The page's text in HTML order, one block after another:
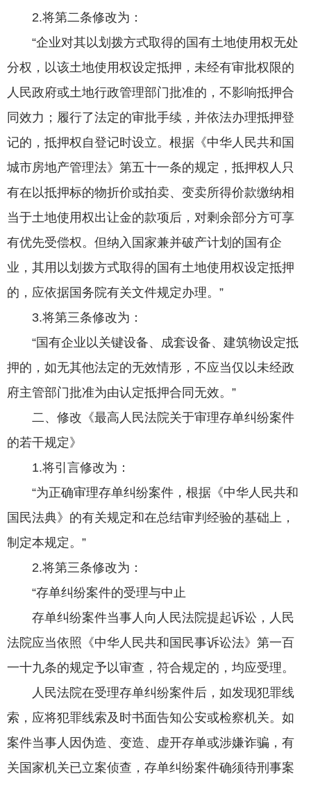
2.将第二条修改为：
“企业对其以划拨方式取得的国有土地使用权无处
分权，以该土地使用权设定抵押，未经有审批权限的
人民政府或土地行政管理部门批准的，不影响抵押合
同效力；履行了法定的审批手续，并依法办理抵押登
记的，抵押权自登记时设立。根据《中华人民共和国
城市房地产管理法》第五十一条的规定，抵押权人只
有在以抵押标的物折价或拍卖、变卖所得价款缴纳相
当于土地使用权出让金的款项后，对剩余部分方可享
有优先受偿权。但纳入国家兼并破产计划的国有企
业，其用以划拨方式取得的国有土地使用权设定抵押
的，应依据国务院有关文件规定办理。”
3.将第三条修改为：
“国有企业以关键设备、成套设备、建筑物设定抵
押的，如无其他法定的无效情形，不应当仅以未经政
府主管部门批准为由认定抵押合同无效。”
二、修改《最高人民法院关于审理存单纠纷案件
的若干规定》
1.将引言修改为：
“为正确审理存单纠纷案件，根据《中华人民共和
国民法典》的有关规定和在总结审判经验的基础上，
制定本规定。”
2.将第三条修改为：
“存单纠纷案件的受理与中止
存单纠纷案件当事人向人民法院提起诉讼，人民
法院应当依照《中华人民共和国民事诉讼法》第一百
一十九条的规定予以审查，符合规定的，均应受理。
人民法院在受理存单纠纷案件后，如发现犯罪线
索，应将犯罪线索及时书面告知公安或检察机关。如
案件当事人因伪造、变造、虚开存单或涉嫌诈骗，有
关国家机关已立案侦查，存单纠纷案件确须待刑事案